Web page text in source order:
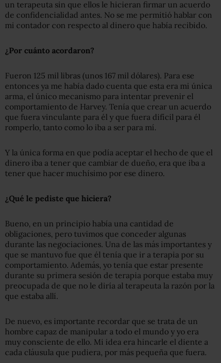
un terapeuta sin que ellos le hicieran firmar un acuerdo
de confidencialidad antes. No se me permitió hablar con
mi contador con respecto al dinero que había recibido.
¿Por cuánto acordaron?
Fueron 125 mil libras (unos 167 mil dólares). Para ese
entonces ya me había dado cuenta que esta era mi única
arma, el único mecanismo para intentar prevenir el
comportamiento de Harvey. Tenía que crear un acuerdo
que fuera vinculante para él y que fuera difícil para él
romperlo, tanto como lo iba a ser para mí.
Y la única forma en que podía aceptar el hecho de que el
dinero iba a tener que cambiar de dueño, era que iba a
tener que hacer muchísimo por ese dinero.
¿Qué le pediste que hiciera?
Bueno, en un principio había una cantidad de
obligaciones, pero tuvimos que conceder algunas
durante las negociaciones. Una de las más importantes y
que se mantuvo fue que él tenía que ir a terapia por su
comportamiento. Además, yo tenía que estar presente
durante su primera sesión de terapia porque estaba muy
preocupada de que no le diría al terapeuta la razón por la
que estaba allí.
De nuevo, es importante recordar que se trata de un
hombre capaz de manipular a todo el mundo y yo era
muy consciente de ello. Mi idea era hincarle el diente a
cada cláusula que pudiera, por más pequeña que fuera.